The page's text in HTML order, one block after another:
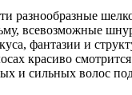
разнообразные
всевозможные
фантазии и
красиво
и сильных волос